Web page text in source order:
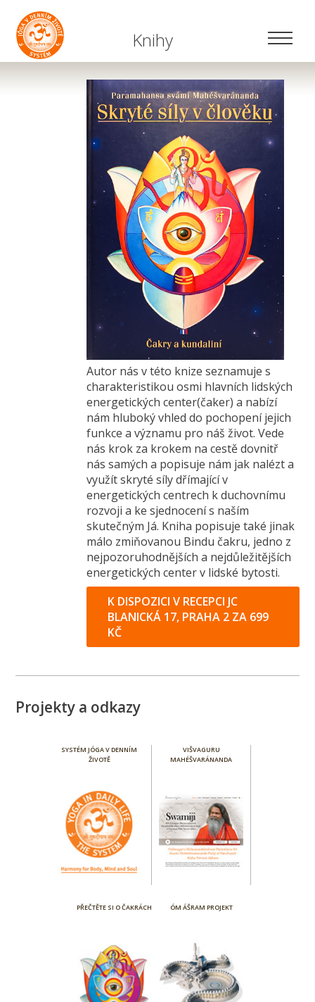
Knihy
Autor nás v této knize seznamuje s
charakteristikou osmi hlavních lidských
energetických center(čaker) a nabízí
nám hluboký vhled do pochopení jejich
funkce a významu pro náš život. Vede
nás krok za krokem na cestě dovnitř
nás samých a popisuje nám jak nalézt a
využít skryté síly dřímající v
energetických centrech k duchovnímu
rozvoji a ke sjednocení s naším
skutečným Já. Kniha popisuje také jinak
málo zmiňovanou Bindu čakru, jedno z
nejpozoruhodnějších a nejdůležitějších
energetických center v lidské bytosti.
K DISPOZICI V RECEPCI JC
BLANICKÁ 17, PRAHA 2 ZA 699
KČ
Projekty a odkazy
SYSTÉM JÓGA V DENNÍM
ŽIVOTĚ
VIŠVAGURU
MAHÉŠVARÁNANDA
PŘEČTĚTE SI O ČAKRÁCH ÓM ÁŠRAM PROJEKT